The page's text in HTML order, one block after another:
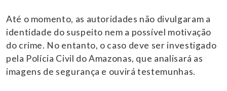
Até o momento, as autoridades não divulgaram a
identidade do suspeito nem a possível motivação
do crime. No entanto, o caso deve ser investigado
pela Polícia Civil do Amazonas, que analisará as
imagens de segurança e ouvirá testemunhas.